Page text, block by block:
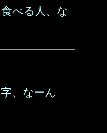
べる人、な
、なーん